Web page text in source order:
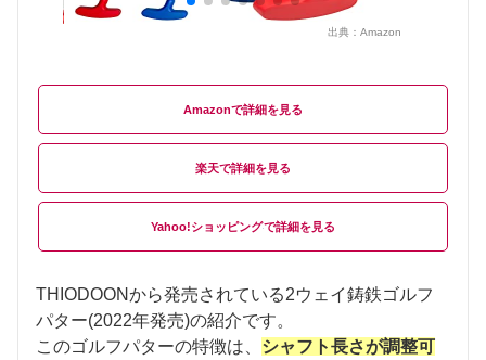
出典： Amazon
Amazon
楽天
Yahoo!ショッピング
THIODOONから発売されている2ウェイ鋳鉄ゴルフ
パター(2022年発売)の紹介です。
このゴルフパターの特徴は、 シャフト長さが調整可